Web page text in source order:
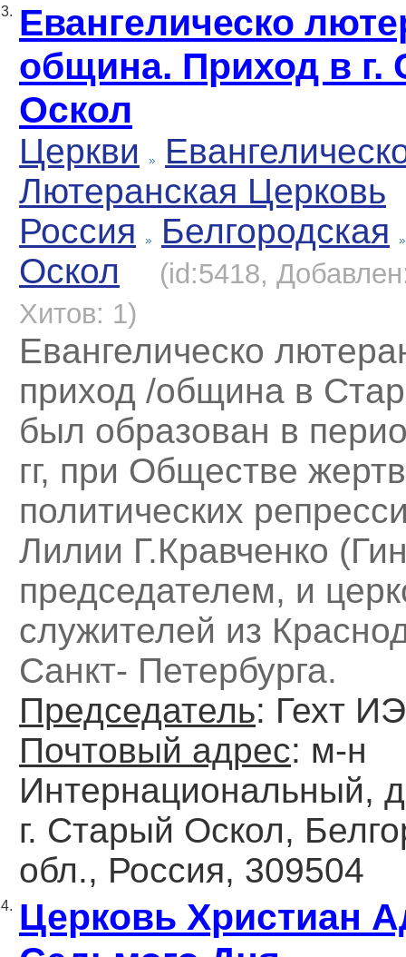
3. Евангелическо
община. Приход в г.
Оскол
Церкви
Лютеранская Церковь
Россия
Белгородская
Оскол
(id:5418,
Хитов: 1)
Евангелическо
приход /община в
был образован в
гг, при Обществе жертв
политических
Лилии Г.Кравченко
председателем, и
служителей из
Санкт- Петербурга.
Председатель: Гехт ИЭ
Почтовый адрес: м-н
Интернациональный,
г. Старый Оскол,
обл., Россия, 309504
4. Церковь Христиан